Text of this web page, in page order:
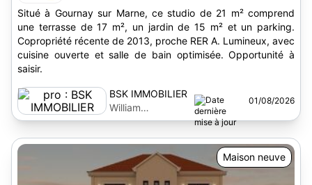
Situé à Gournay sur Marne, ce studio de 21 m² comprend
une terrasse de 17 m², un jardin de 15 m² et un parking.
Copropriété récente de 2013, proche RER A. Lumineux, avec
cuisine ouverte et salle de bain optimisée. Opportunité à
saisir.
BSK IMMOBILIER
William
Coulongeat
01/08/2026
Maison neuve